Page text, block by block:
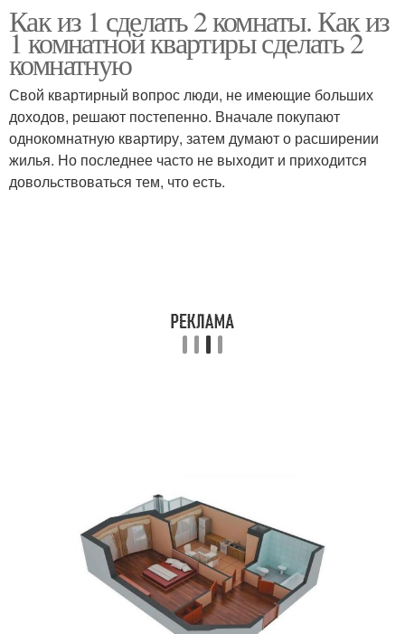
Как из 1 сделать 2 комнаты. Как из
1 комнатной квартиры сделать 2
комнатную
Свой квартирный вопрос люди, не имеющие больших
доходов, решают постепенно. Вначале покупают
однокомнатную квартиру, затем думают о расширении
жилья. Но последнее часто не выходит и приходится
довольствоваться тем, что есть.